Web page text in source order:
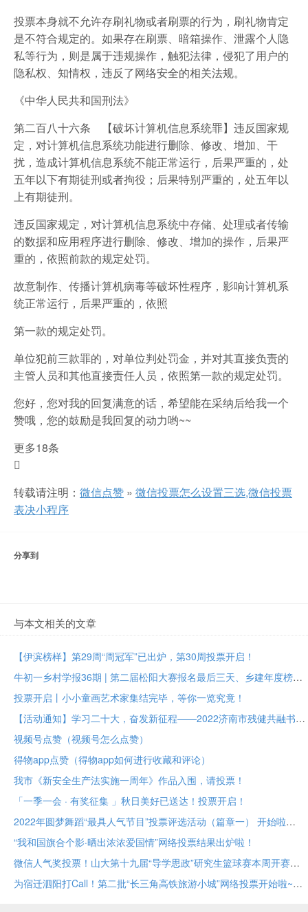
投票本身就不允许存刷礼物或者刷票的行为，刷礼物肯定
是不符合规定的。如果存在刷票、暗箱操作、泄露个人隐
私等行为，则是属于违规操作，触犯法律，侵犯了用户的
隐私权、知情权，违反了网络安全的相关法规。
《中华人民共和国刑法》
第二百八十六条 【破坏计算机信息系统罪】违反国家规
定，对计算机信息系统功能进行删除、修改、增加、干
扰，造成计算机信息系统不能正常运行，后果严重的，处
五年以下有期徒刑或者拘役；后果特别严重的，处五年以
上有期徒刑。
违反国家规定，对计算机信息系统中存储、处理或者传输
的数据和应用程序进行删除、修改、增加的操作，后果严
重的，依照前款的规定处罚。
故意制作、传播计算机病毒等破坏性程序，影响计算机系
统正常运行，后果严重的，依照
第一款的规定处罚。
单位犯前三款罪的，对单位判处罚金，并对其直接负责的
主管人员和其他直接责任人员，依照第一款的规定处罚。
您好，您对我的回复满意的话，希望能在采纳后给我一个
赞哦，您的鼓励是我回复的动力哟~~
更多18条

转载请注明： 微信点赞 » 微信投票怎么设置三选,微信投票
表决小程序
分享到
与本文相关的文章
【伊滨榜样】第29周“周冠军”已出炉，第30周投票开启！
牛初一乡村学报36期 | 第二届松阳大赛报名最后三天、乡建年度榜样大众投票进行中
投票开启丨小小童画艺术家集结完毕，等你一览究竟！
【活动通知】学习二十大，奋发新征程——2022济南市残健共融书法美术作品展投票评选
视频号点赞（视频号怎么点赞）
得物app点赞（得物app如何进行收藏和评论）
我市《新安全生产法实施一周年》作品入围，请投票！
「一季一会 · 有奖征集 」秋日美好已送达！投票开启！
2022年圆梦舞蹈“最具人气节目”投票评选活动（篇章一） 开始啦
“我和国旗合个影·晒出浓浓爱国情”网络投票结果出炉啦！
微信人气奖投票！山大第十九届“导学思政”研究生篮球赛本周开赛！
为宿迁泗阳打Call！第二批“长三角高铁旅游小城”网络投票开始啦~